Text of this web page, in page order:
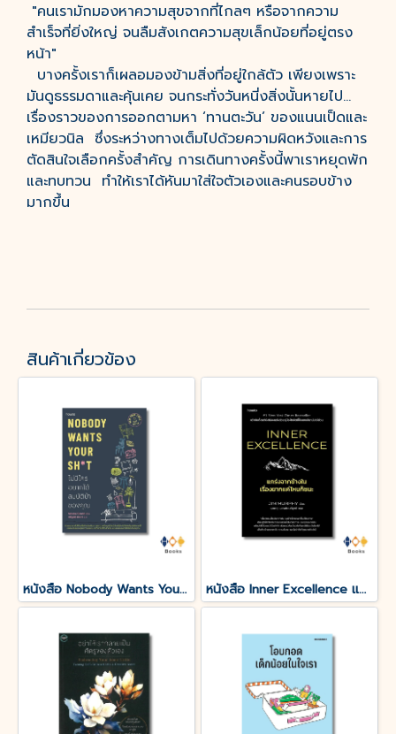
"คนเรามักมองหาความสุขจากที่ไกลๆ หรือจากความ
สำเร็จที่ยิ่งใหญ่ จนลืมสังเกตความสุขเล็กน้อยที่อยู่ตรง
หน้า"
บางครั้งเราก็เผลอมองข้ามสิ่งที่อยู่ใกล้ตัว เพียงเพราะ
มันดูธรรมดาและคุ้นเคย จนกระทั่งวันหนี่งสิ่งนั้นหายไป...
เรื่องราวของการออกตามหา ‘ทานตะวัน’ ของแนนเป็ดและ
เหมียวนิล ซึ่งระหว่างทางเต็มไปด้วยความผิดหวังและการ
ตัดสินใจเลือกครั้งสำคัญ การเดินทางครั้งนี้พาเราหยุดพัก
และทบทวน ทำให้เราได้หันมาใส่ใจตัวเองและคนรอบข้าง
มากขึ้น
สินค้าเกี่ยวข้อง
หนังสือ Nobody Wants Your Sht ไม่มีใครอยากได้สมบัติบ้าของคุณ หนังสือ Inner Excellence แกร่งจากข้างใน เรื่องยากแค่ไหนก็ชนะ